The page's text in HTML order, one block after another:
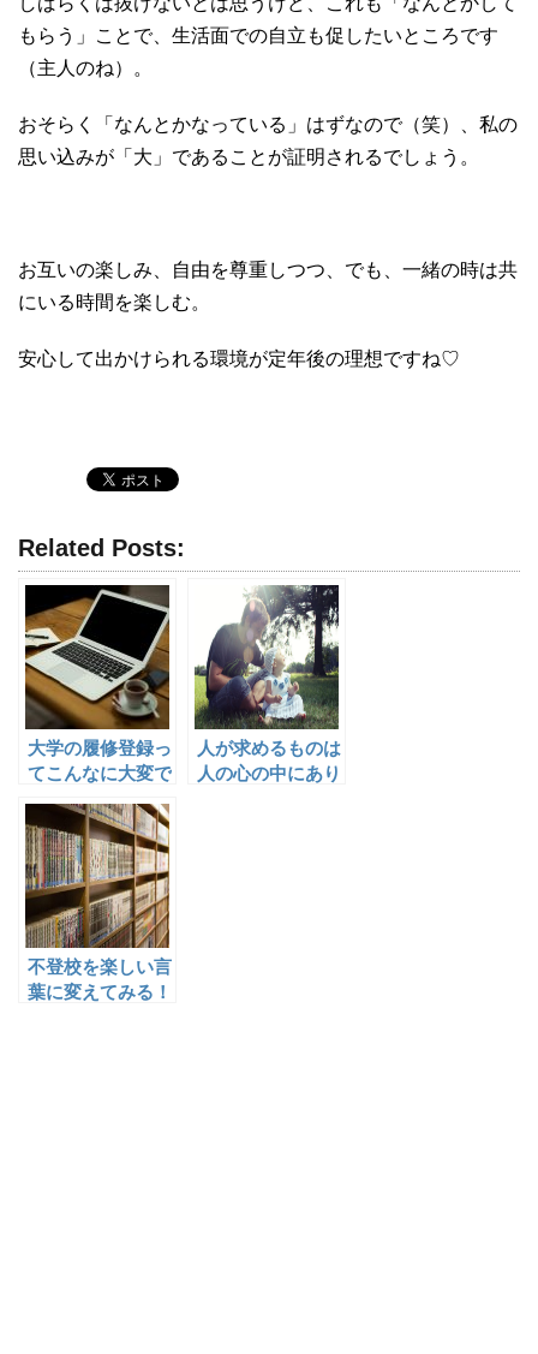
もらう」ことで、生活面での自立も促したいところです
（主人のね）。
おそらく「なんとかなっている」はずなので（笑）、私の
思い込みが「大」であることが証明されるでしょう。
お互いの楽しみ、自由を尊重しつつ、でも、一緒の時は共
にいる時間を楽しむ。
安心して出かけられる環境が定年後の理想ですね♡
Related Posts:
大学の履修登録っ
てこんなに大変で
人が求めるものは
人の心の中にあり
不登校を楽しい言
葉に変えてみる！